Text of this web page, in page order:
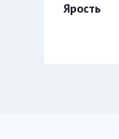
Ярость